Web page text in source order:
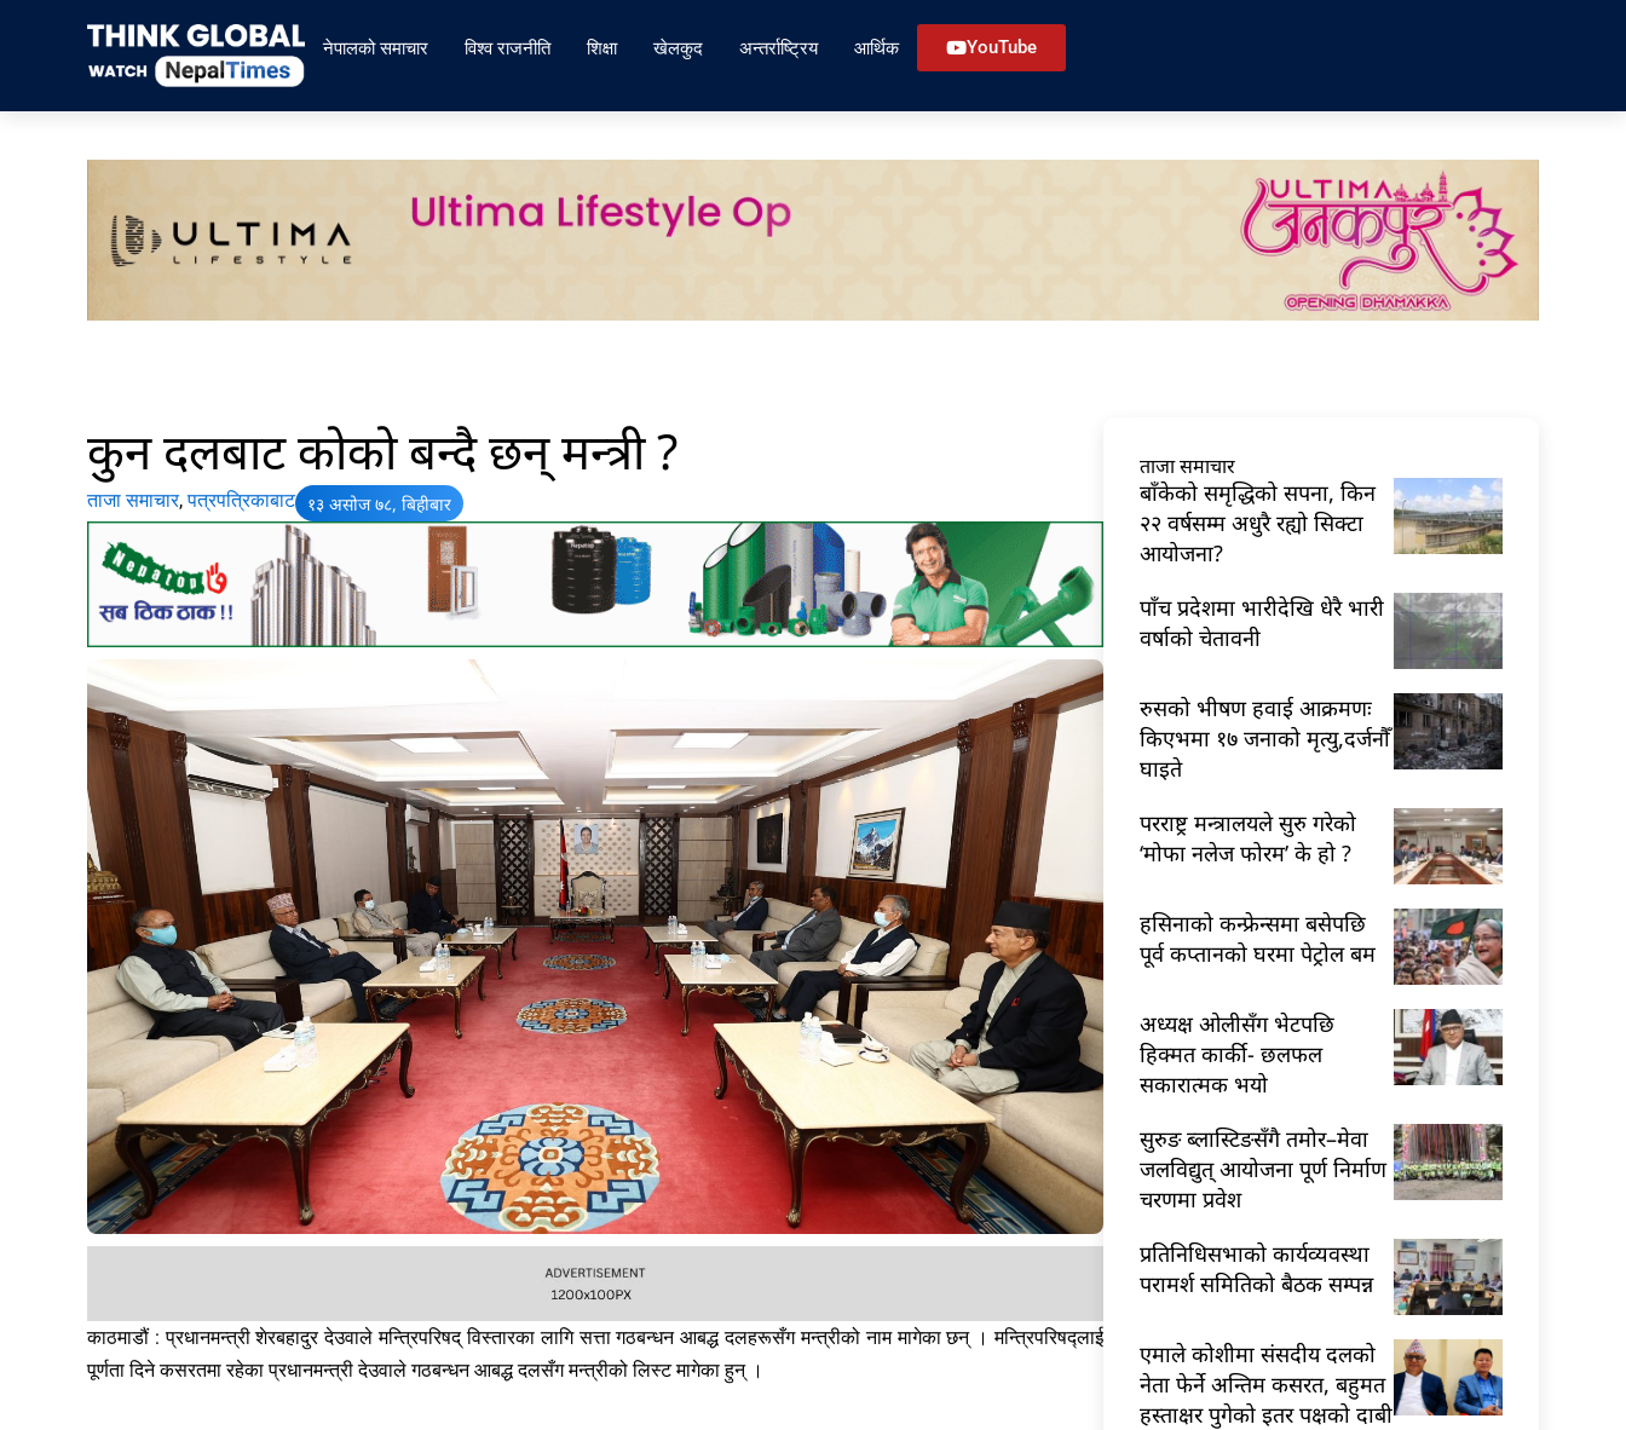
नेपालको समाचार विश्व राजनीति शिक्षा खेलकुद अन्तर्राष्ट्रिय आर्थिक YouTube
कुन दलबाट कोको बन्दै छन् मन्त्री ?
ताजा समाचार,पत्रपत्रिकाबाट १३ असोज ७८, बिहीबार
काठमाडौं : प्रधानमन्त्री शेरबहादुर देउवाले मन्त्रिपरिषद् विस्तारका लागि सत्ता गठबन्धन आबद्ध दलहरूसँग मन्त्रीको नाम मागेका छन् । मन्त्रिपरिषद्लाई
पूर्णता दिने कसरतमा रहेका प्रधानमन्त्री देउवाले गठबन्धन आबद्ध दलसँग मन्त्रीको लिस्ट मागेका हुन् ।
ताजा समाचार
बाँकेको समृद्धिको सपना, किन
२२ वर्षसम्म अधुरै रह्यो सिक्टा
आयोजना?
पाँच प्रदेशमा भारीदेखि धेरै भारी
वर्षाको चेतावनी
रुसको भीषण हवाई आक्रमणः
किएभमा १७ जनाको मृत्यु,दर्जनौँ
घाइते
परराष्ट्र मन्त्रालयले सुरु गरेको
‘मोफा नलेज फोरम’ के हो ?
हसिनाको कन्फ्रेन्समा बसेपछि
पूर्व कप्तानको घरमा पेट्रोल बम
अध्यक्ष ओलीसँग भेटपछि
हिक्मत कार्की- छलफल
सकारात्मक भयो
सुरुङ ब्लास्टिङसँगै तमोर–मेवा
जलविद्युत् आयोजना पूर्ण निर्माण
चरणमा प्रवेश
प्रतिनिधिसभाको कार्यव्यवस्था
परामर्श समितिको बैठक सम्पन्न
एमाले कोशीमा संसदीय दलको
नेता फेर्ने अन्तिम कसरत, बहुमत
हस्ताक्षर पुगेको इतर पक्षको दाबी